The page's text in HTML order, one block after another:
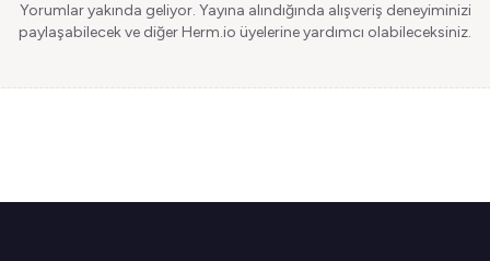
Yorumlar yakında geliyor. Yayına alındığında alışveriş deneyiminizi
paylaşabilecek ve diğer Herm.io üyelerine yardımcı olabileceksiniz.